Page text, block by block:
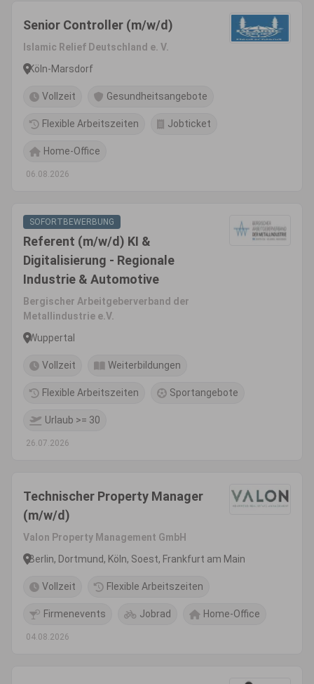
Senior Controller (m/w/d)
Islamic Relief Deutschland e. V.
Köln-Marsdorf
Vollzeit Gesundheitsangebote
Flexible Arbeitszeiten Jobticket
Home-Office
06.08.2026
SOFORTBEWERBUNG
Referent (m/w/d) KI &
Digitalisierung - Regionale
Industrie & Automotive
Bergischer Arbeitgeberverband der
Metallindustrie e.V.
Wuppertal
Vollzeit Weiterbildungen
Flexible Arbeitszeiten Sportangebote
Urlaub >= 30
26.07.2026
Technischer Property Manager
(m/w/d)
Valon Property Management GmbH
Berlin, Dortmund, Köln, Soest, Frankfurt am Main
Vollzeit Flexible Arbeitszeiten
Firmenevents Jobrad Home-Office
04.08.2026